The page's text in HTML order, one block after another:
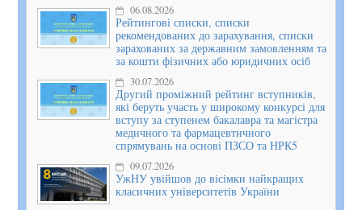
06.08.2026
Рейтингові списки, списки
рекомендованих до зарахування, списки
зарахованих за державним замовленням та
за кошти фізичних або юридичних осіб
30.07.2026
Другий проміжний рейтинг вступників,
які беруть участь у широкому конкурсі для
вступу за ступенем бакалавра та магістра
медичного та фармацевтичного
спрямувань на основі ПЗСО та НРК5
09.07.2026
УжНУ увійшов до вісімки найкращих
класичних університетів України